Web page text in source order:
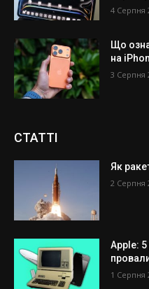
4 Серпня
Що
на
3 Серпня
СТАТТІ
Як
2 Серпня
Apple: 5
1 Серпня